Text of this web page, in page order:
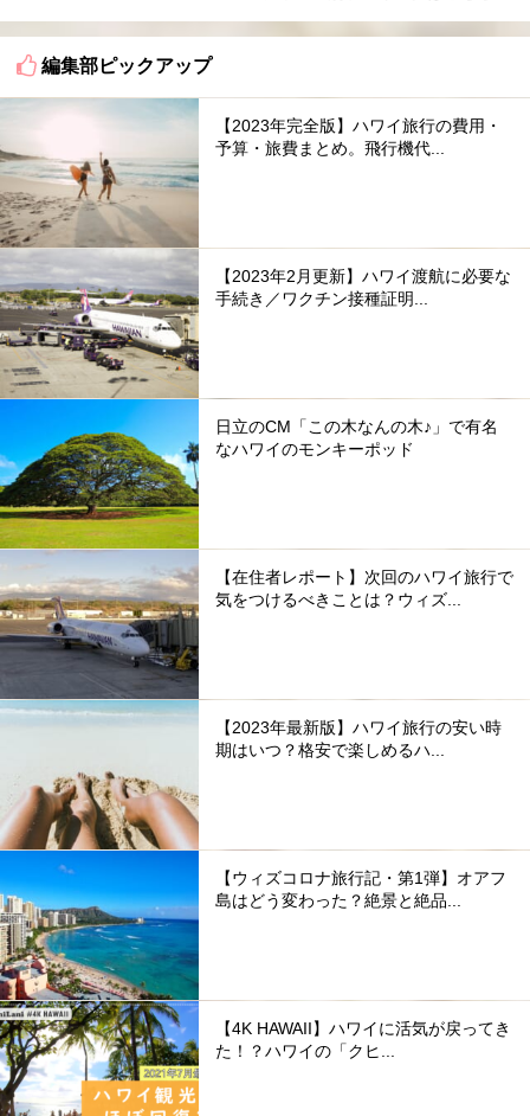
編集部ピックアップ
【2023年完全版】ハワイ旅行の費用・
予算・旅費まとめ。飛行機代...
【2023年2月更新】ハワイ渡航に必要な
手続き／ワクチン接種証明...
日立のCM「この木なんの木♪」で有名
なハワイのモンキーポッド
【在住者レポート】次回のハワイ旅行で
気をつけるべきことは？ウィズ...
【2023年最新版】ハワイ旅行の安い時
期はいつ？格安で楽しめるハ...
【ウィズコロナ旅行記・第1弾】オアフ
島はどう変わった？絶景と絶品...
【4K HAWAII】ハワイに活気が戻ってき
た！？ハワイの「クヒ...